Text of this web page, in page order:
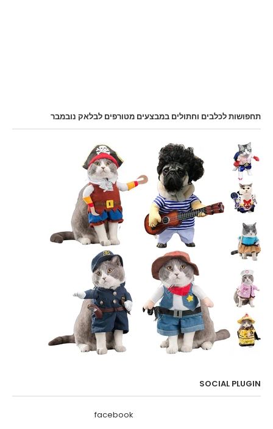
תחפושות לכלבים וחתולים במבצעים מטורפים לבלאק נובמבר
SOCIAL PLUGIN
facebook